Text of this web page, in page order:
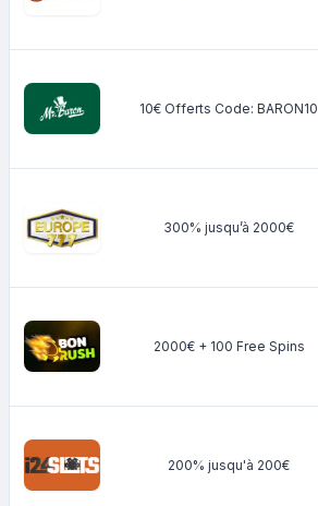
10€ Offerts Code: BARON10
300% jusqu’à 2000€
2000€ + 100 Free Spins
200% jusqu'à 200€